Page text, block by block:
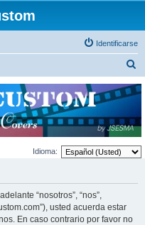
Identificarse
c
r
Idioma:
“nosotros”, “nos”,
usted acuerda estar
En caso contrario por favor no